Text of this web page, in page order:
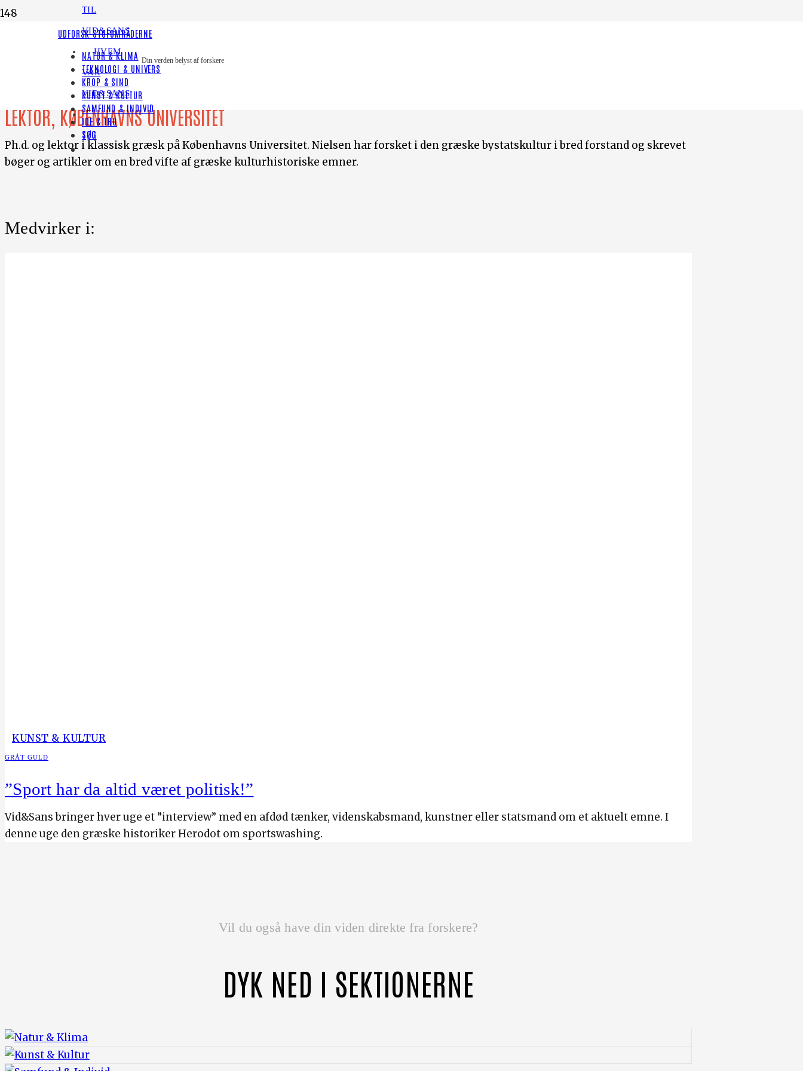
TIL
VID&SANS
HVEM
VAR
VID&SANS
Din verden belyst af forskere
UDFORSK STOFOMRÅDERNE
NATUR & KLIMA
TEKNOLOGI & UNIVERS
KROP & SIND
KUNST & KULTUR
SAMFUND & INDIVID
IDE & TRO
SØG
Thomas Heine Nielsen
LEKTOR, KØBENHAVNS UNIVERSITET
Ph.d. og lektor i klassisk græsk på Københavns Universitet. Nielsen har forsket i den græske bystatskultur i bred forstand og skrevet
bøger og artikler om en bred vifte af græske kulturhistoriske emner.
Medvirker i:
KUNST & KULTUR
GRÅT GULD
”Sport har da altid været politisk!”
Vid&Sans bringer hver uge et ”interview” med en afdød tænker, videnskabsmand, kunstner eller statsmand om et aktuelt emne. I
denne uge den græske historiker Herodot om sportswashing.
Vil du også have din viden direkte fra forskere?
DYK NED I SEKTIONERNE